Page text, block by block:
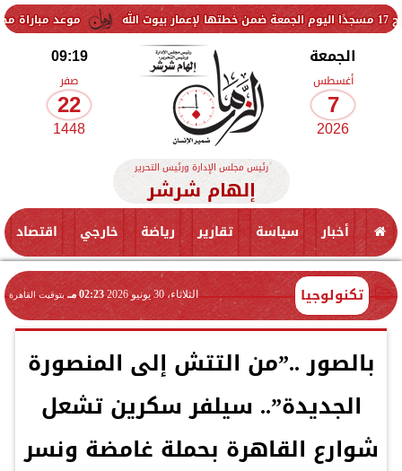
موعد مباراة مصر وإسبانيا
الجمعة
أغسطس
7
2026
09:19
صفر
22
1448
رئيس مجلس الإدارة ورئيس التحرير
إلهام شرشر
أخبار سياسة تقارير رياضة خارجي اقتصاد
تكنولوجيا الثلاثاء، 30 يونيو 2026 02:23 مـ بتوقيت القاهرة
بالصور ..”من التتش إلى المنصورة
الجديدة”.. سيلفر سكرين تشعل
شوارع القاهرة بحملة غامضة ونسر